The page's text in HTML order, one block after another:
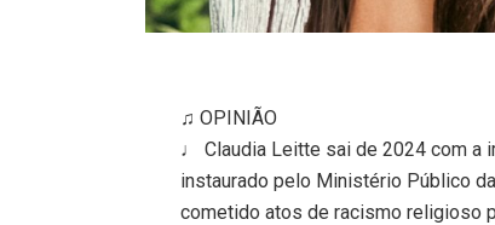
♫ OPINIÃO
♩ Claudia Leitte sai de 2024 com a
instaurado pelo Ministério Público
cometido atos de racismo religioso